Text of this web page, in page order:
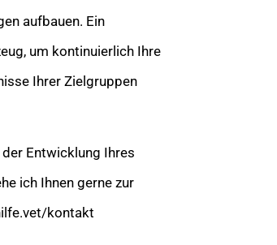
aufbauen. Ein
um kontinuierlich Ihre
Ihrer Zielgruppen
Entwicklung Ihres
ich Ihnen gerne zur
kontakt